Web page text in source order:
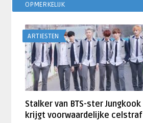
OPMERKELIJK
ARTIESTEN
Stalker van BTS-ster Jungkook
krijgt voorwaardelijke celstraf